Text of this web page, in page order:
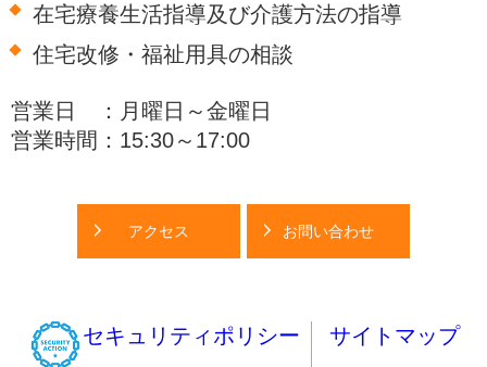
在宅療養生活指導及び介護方法の指導
住宅改修・福祉用具の相談
営業日 ：月曜日～金曜日
営業時間：15:30～17:00
アクセス お問い合わせ
セキュリティポリシー サイトマップ